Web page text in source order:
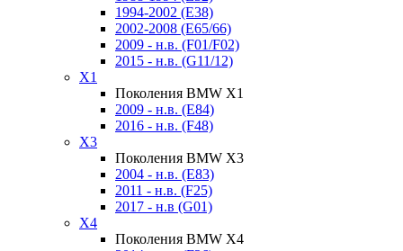
1994-2002 (E38)
2002-2008 (E65/66)
2009 - н.в. (F01/F02)
2015 - н.в. (G11/12)
X1
Поколения BMW X1
2009 - н.в. (E84)
2016 - н.в. (F48)
X3
Поколения BMW X3
2004 - н.в. (E83)
2011 - н.в. (F25)
2017 - н.в (G01)
X4
Поколения BMW X4